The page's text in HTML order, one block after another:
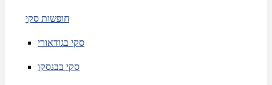
חופשות סקי
סקי בגודאורי
סקי בבנסקו